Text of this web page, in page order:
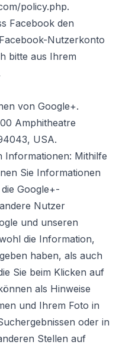
policy.php.
Facebook den
Nutzerkonto
bitte aus Ihrem
von Google+.
Amphitheatre
USA.
Informationen: Mithilfe
Sie Informationen
Google+-
Nutzer
und unseren
die Information,
haben, als auch
Sie beim Klicken auf
als Hinweise
und Ihrem Foto in
oder in
Stellen auf